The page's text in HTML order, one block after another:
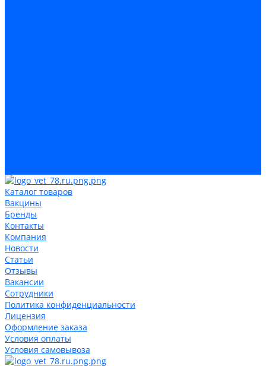
Каталог товаров
Вакцины
Бренды
Контакты
Компания
Новости
Статьи
Отзывы
Вакансии
Сотрудники
Политика конфиденциальности
Лицензия
Оформление заказа
Условия оплаты
Условия самовывоза